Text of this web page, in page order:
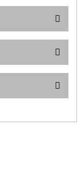
tarafımıza